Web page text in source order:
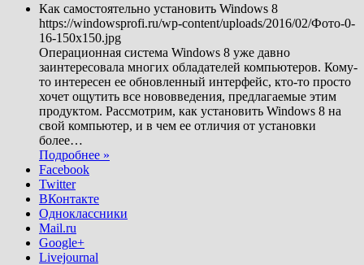
Как самостоятельно установить Windows 8
https://windowsprofi.ru/wp-content/uploads/2016/02/Фото-0-
16-150x150.jpg
Операционная система Windows 8 уже давно
заинтересовала многих обладателей компьютеров. Кому-
то интересен ее обновленный интерфейс, кто-то просто
хочет ощутить все нововведения, предлагаемые этим
продуктом. Рассмотрим, как установить Windows 8 на
свой компьютер, и в чем ее отличия от установки
более…
Подробнее »
Facebook
Twitter
ВКонтакте
Одноклассники
Mail.ru
Google+
Livejournal